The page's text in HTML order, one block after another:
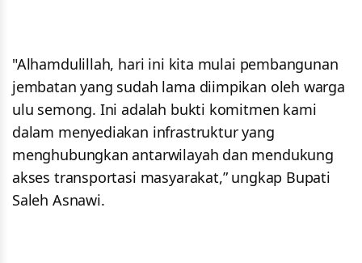
"Alhamdulillah, hari ini kita mulai pembangunan
jembatan yang sudah lama diimpikan oleh warga
ulu semong. Ini adalah bukti komitmen kami
dalam menyediakan infrastruktur yang
menghubungkan antarwilayah dan mendukung
akses transportasi masyarakat,” ungkap Bupati
Saleh Asnawi.